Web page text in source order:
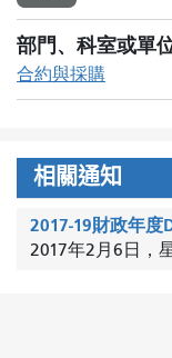
部門、科室或單
合約與採購
相關通知
2017-19財政年度
2017年2月6日，